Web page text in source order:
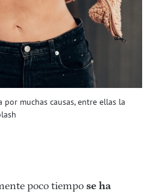
muchas causas, entre ellas la
poco tiempo se ha